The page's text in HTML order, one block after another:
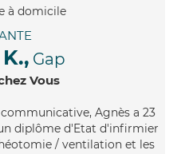
Gap
Vous
Agnès a 23
diplôme d'Etat d'infirmier
/ ventilation et les